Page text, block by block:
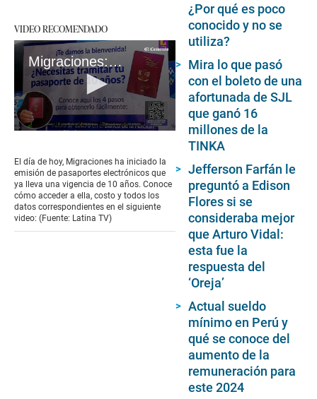
VIDEO RECOMENDADO
Migraciones: ¿Cómo emitir el pasaportes de 10 años de vigencia? | VIDEO
of
2
minutes,
12
seconds
El día de hoy, Migraciones ha iniciado la
emisión de pasaportes electrónicos que
ya lleva una vigencia de 10 años. Conoce
cómo acceder a ella, costo y todos los
datos correspondientes en el siguiente
video: (Fuente: Latina TV)
¿Por qué es poco
conocido y no se
utiliza?
Mira lo que pasó
con el boleto de una
afortunada de SJL
que ganó 16
millones de la
TINKA
Jefferson Farfán le
preguntó a Edison
Flores si se
consideraba mejor
que Arturo Vidal:
esta fue la
respuesta del
‘Oreja’
Actual sueldo
mínimo en Perú y
qué se conoce del
aumento de la
remuneración para
este 2024